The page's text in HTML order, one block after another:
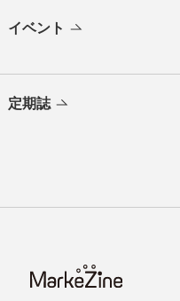
イベント
定期誌